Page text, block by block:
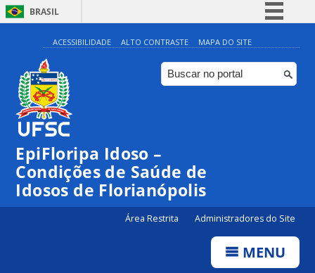
BRASIL
Simplifique!
Comunica BR
Participe
ACESSIBILIDADE ALTO CONTRASTE MAPA DO SITE
EpiFloripa Idoso –
Condições de Saúde de
Idosos de Florianópolis
Área Restrita Administradores do Site
MENU